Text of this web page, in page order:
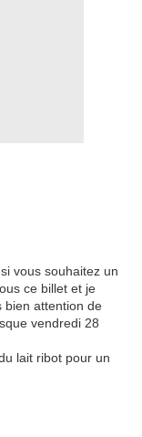
vous souhaitez un
ce billet et je
bien attention de
vendredi 28
lait ribot pour un